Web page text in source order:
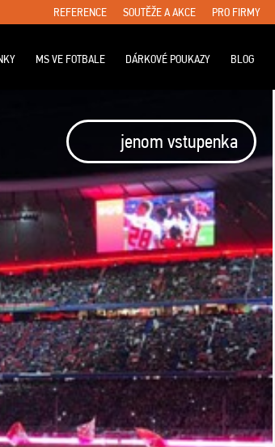
REFERENCE SOUTĚŽE A AKCE PRO FIRMY
MS VE FOTBALE DÁRKOVÉ POUKAZY BLOG
jenom vstupenka